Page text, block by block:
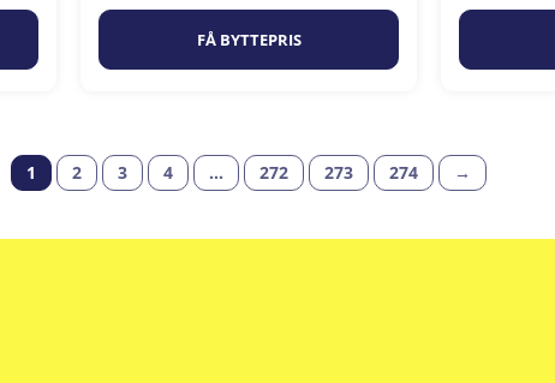
FÅ BYTTEPRIS
1 2 3 4 … 272 273 274 →